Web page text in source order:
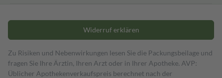
Widerruf erklären
Zu Risiken und Nebenwirkungen lesen Sie die Packungsbeilage und
fragen Sie Ihre Ärztin, Ihren Arzt oder in Ihrer Apotheke. AVP:
Üblicher Apothekenverkaufspreis berechnet nach der